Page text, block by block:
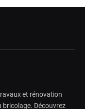
et rénovation
bricolage. Découvrez